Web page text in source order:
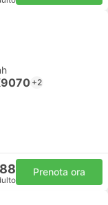
+2
Prenota ora